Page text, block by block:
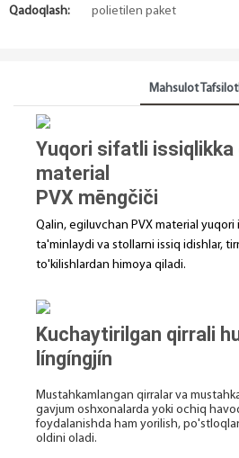
Qadoqlash: polietilen paket
Mahsulot
Yuqori sifatli issiqlikka
material
PVX mēngčiči
Qalin, egiluvchan PVX material yuqori
ta'minlaydi va stollarni issiq idishlar,
to'kilishlardan himoya qiladi.
Kuchaytirilgan qirrali
língíngjín
Mustahkamlangan qirralar va
gavjum oshxonalarda yoki ochiq
foydalanishda ham yorilish,
oldini oladi.